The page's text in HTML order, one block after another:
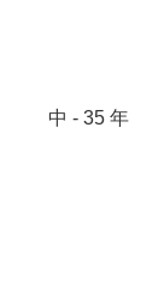
中 - 35 年